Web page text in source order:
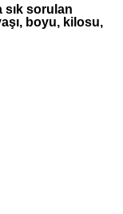
sık sorulan
boyu, kilosu,